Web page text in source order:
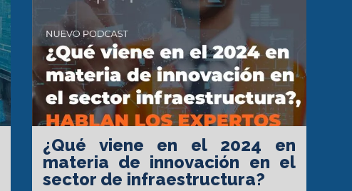
¿Qué viene en el 2024 en
materia de innovación en el
sector de infraestructura?